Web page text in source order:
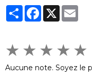
PartagerFacebook
X
★ ★ ★ ★ ★
Aucune note. Soyez le